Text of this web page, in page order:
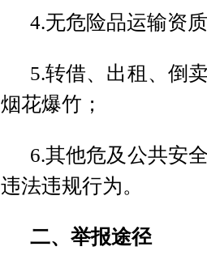
4.无危险品运输资
5.转借、出租、倒
烟花爆竹；
6.其他危及公共安
违法违规行为。
二、举报途径